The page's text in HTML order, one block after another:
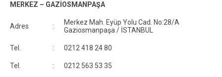
MERKEZ – GAZİOSMANPAŞA
Adres :
Merkez Mah. Eyüp Yolu Cad. No:28/A
Gaziosmanpaşa / İSTANBUL
Tel. : 0212 418 24 80
Tel. : 0212 563 53 35